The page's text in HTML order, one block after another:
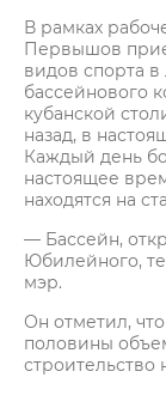
В рамках
Первышов
видов спорта
бассейнового
кубанской
назад, в
Каждый день
настоящее
находятся на
— Бассейн,
Юбилейного,
мэр.
Он отметил,
половины
строительство